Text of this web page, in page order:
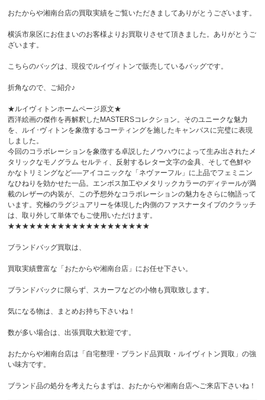
おたからや湘南台店の買取実績をご覧いただきましてありがとうございます。
横浜市泉区にお住まいのお客様よりお買取りさせて頂きました。ありがとうご
ざいます。
こちらのバッグは、現役でルイヴィトンで販売しているバッグです。
折角なので、ご紹介♪
★ルイヴィトンホームページ原文★
西洋絵画の傑作を再解釈したMASTERSコレクション。そのユニークな魅力
を、ルイ･ヴィトンを象徴するコーティングを施したキャンバスに完璧に表現
しました。
今回のコラボレーションを象徴する卓説したノウハウによって生み出されたメ
タリックなモノグラム セルティ、反射するレター文字の金具、そして色鮮や
かなトリミングなど──アイコニックな「ネヴァーフル」に上品でフェミニン
なひねりを効かせた一品。エンボス加工やメタリックカラーのディテールが満
載のレザーの内装が、この予想外なコラボレーションの魅力をさらに物語って
います。究極のラグジュアリーを体現した内側のファスナータイプのクラッチ
は、取り外して単体でもご使用いただけます。
★★★★★★★★★★★★★★★★★★★★
ブランドバッグ買取は、
買取実績豊富な「おたからや湘南台店」にお任せ下さい。
ブランドバックに限らず、スカーフなどの小物も買取致します。
気になる物は、まとめお持ち下さいね！
数が多い場合は、出張買取大歓迎です。
おたからや湘南台店は「自宅整理・ブランド品買取・ルイヴィトン買取」の強
い味方です。
ブランド品の処分を考えたらまずは、おたからや湘南台店へご来店下さいね！